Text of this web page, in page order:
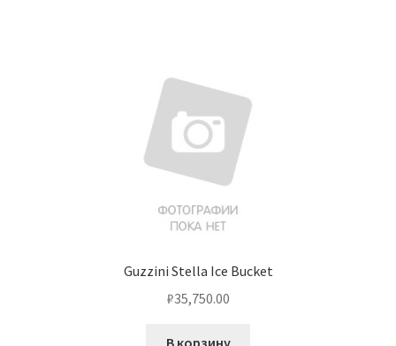
Guzzini Stella Ice Bucket
₽35,750.00